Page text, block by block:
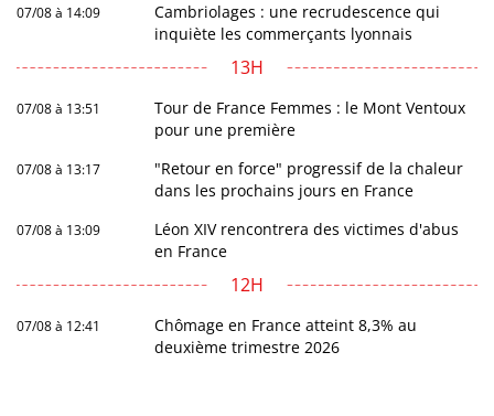
07/08 à 14:09
Cambriolages : une recrudescence qui
inquiète les commerçants lyonnais
13H
07/08 à 13:51
Tour de France Femmes : le Mont Ventoux
pour une première
07/08 à 13:17
"Retour en force" progressif de la chaleur
dans les prochains jours en France
07/08 à 13:09
Léon XIV rencontrera des victimes d'abus
en France
12H
07/08 à 12:41
Chômage en France atteint 8,3% au
deuxième trimestre 2026